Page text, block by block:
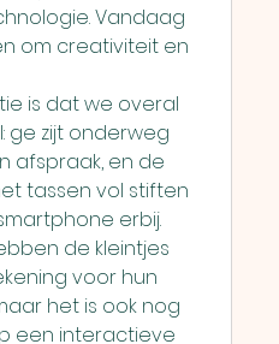
Vandaag
om creativiteit en
is dat we overal
ge zijt onderweg
afspraak, en de
tassen vol stiften
erbij.
de kleintjes
voor hun
het is ook nog
een interactieve